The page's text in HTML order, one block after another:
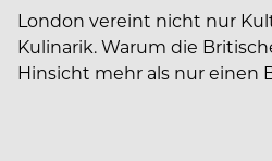
London vereint nicht nur
Kulinarik. Warum die
Hinsicht mehr als nur einen